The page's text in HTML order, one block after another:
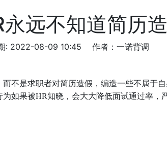
远不知道简历
: 2022-08-09 10:45 作者：一诺背调
不是求职者对简历造假，编造一些不属于
如果被HR知晓，会大大降低面试通过率